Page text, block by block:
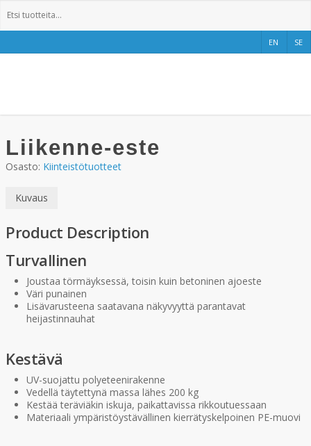
EN SE
Liikenne-este
Osasto: Kiinteistötuotteet
Kuvaus
Product Description
Turvallinen
Joustaa törmäyksessä, toisin kuin betoninen ajoeste
Väri punainen
Lisävarusteena saatavana näkyvyyttä parantavat
heijastinnauhat
Kestävä
UV-suojattu polyeteenirakenne
Vedellä täytettynä massa lähes 200 kg
Kestää teräviäkin iskuja, paikattavissa rikkoutuessaan
Materiaali ympäristöystävällinen kierrätyskelpoinen PE-muovi